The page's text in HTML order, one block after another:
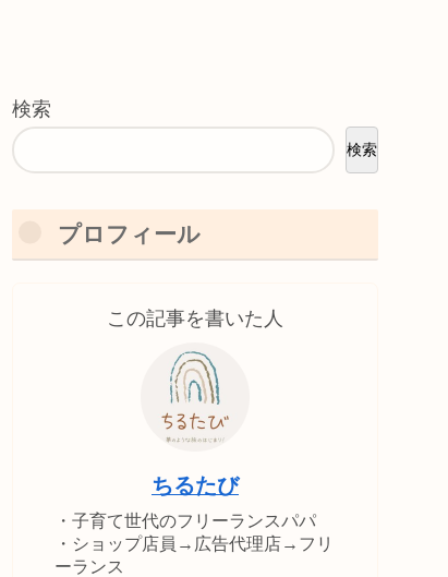
検索
検索
プロフィール
この記事を書いた人
ちるたび
・子育て世代のフリーランスパパ
・ショップ店員→広告代理店→フリ
ーランス